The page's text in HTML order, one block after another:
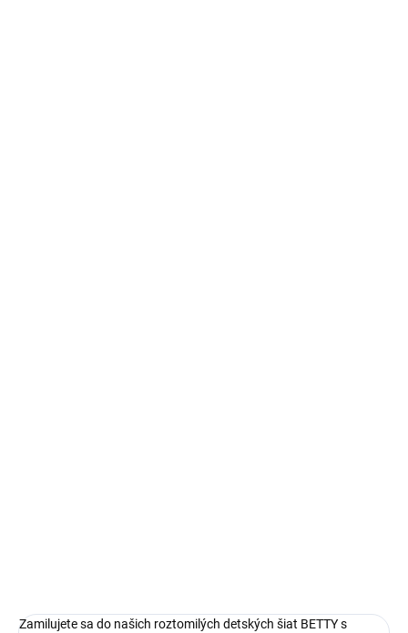
Zamilujete sa do našich roztomilých detských šiat BETTY s